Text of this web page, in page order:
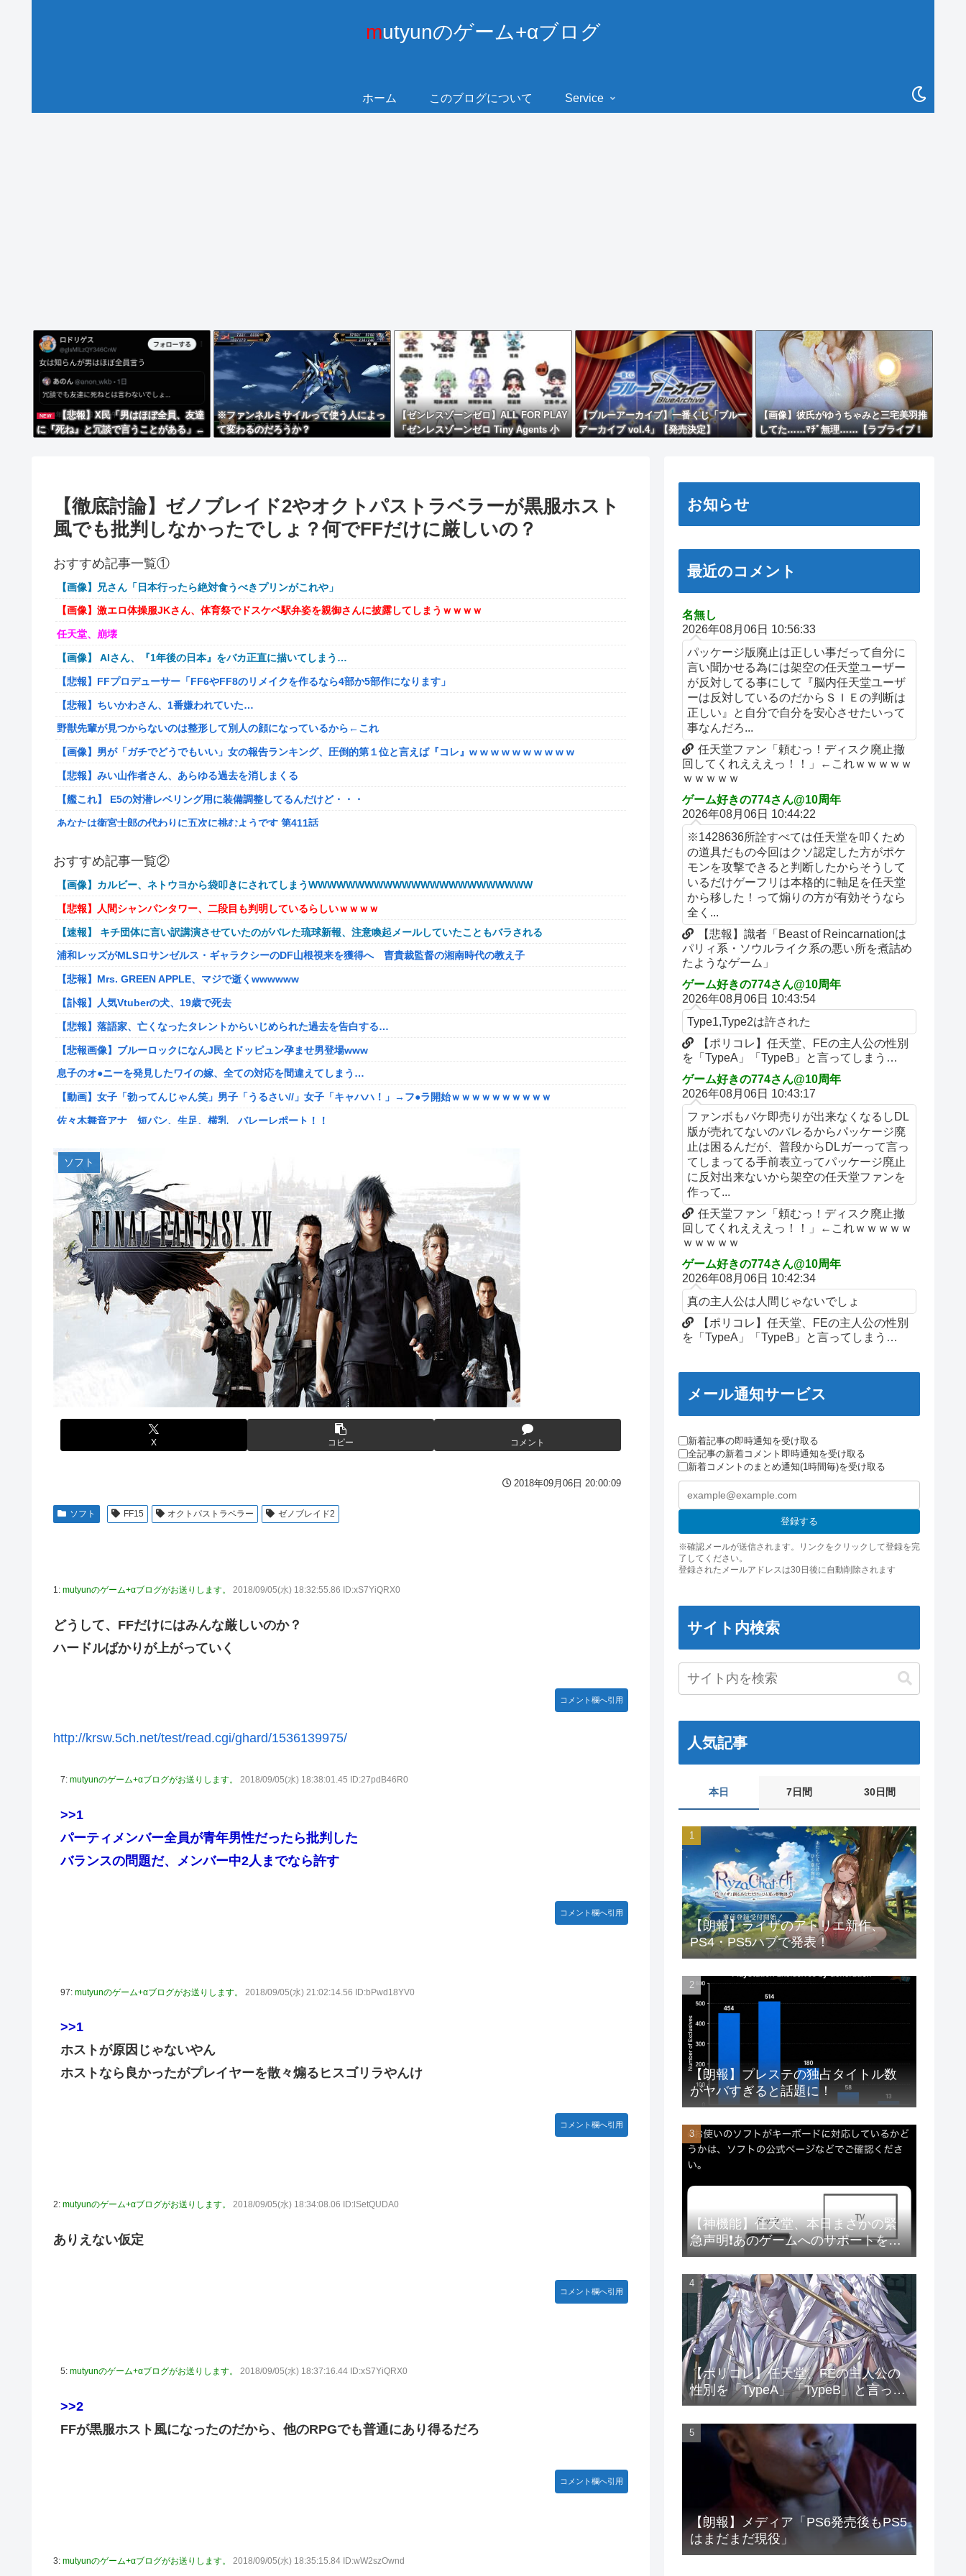
mutyunのゲーム+αブログ
ホーム このブログについて Service
NEW
【悲報】X民「男はほぼ全員、友達
に『死ね』と冗談で言うことがある」←
※ファンネルミサイルって使う人によっ
て変わるのだろうか？
【ゼンレスゾーンゼロ】ALL FOR PLAY
「ゼンレスゾーンゼロ Tiny Agents 小
【ブルーアーカイブ】一番くじ「ブルー
アーカイブ vol.4」【発売決定】
【画像】彼氏がゆうちゃみと三宅美羽推
してた……ﾏﾁﾞ無理……【ラブライブ！
【徹底討論】ゼノブレイド2やオクトパストラベラーが黒服ホスト
風でも批判しなかったでしょ？何でFFだけに厳しいの？
おすすめ記事一覧①
【画像】兄さん「日本行ったら絶対食うべきプリンがこれや」
【画像】激エロ体操服JKさん、体育祭でドスケベ駅弁姿を親御さんに披露してしまうｗｗｗｗ
任天堂、崩壊
【画像】 AIさん、『1年後の日本』をバカ正直に描いてしまう…
【悲報】FFプロデューサー「FF6やFF8のリメイクを作るなら4部か5部作になります」
【悲報】ちいかわさん、1番嫌われていた…
野獣先輩が見つからないのは整形して別人の顔になっているから←これ
【画像】男が「ガチでどうでもいい」女の報告ランキング、圧倒的第１位と言えば『コレ』w w w w w w w w w w
【悲報】みい山作者さん、あらゆる過去を消しまくる
【艦これ】 E5の対潜レベリング用に装備調整してるんだけど・・・
あなたは衛宮士郎の代わりに五次に挑むようです 第411話
海外「世界で日本を死守するぞ！」 日本の消防署を訪れたちびっ子集団が世界をメロメロに
【悲報】若者「転勤とか無理」→企業、ついに制度を変え始める
病気でウィッグと知った途端、女性社員を無視＆最低の性的暴言を吐く会社男たち！裏で告発した結果、部署解体＆異動で減
給の地獄を見ることにｗｗ←人として最低限の倫理観すら欠如してる
通学電車でイキリオタク3人組にイヤホン抜かれて「違法サイトで見るな！」と絡まれた→「Netflixですが…？」と返したら
キョドって別車両へ逃走…20代にもなって群れてイキってくんな
専業主婦の私に毎日暴言電話をかけてくるトメ！声優学校で培った声色チェンジで間違い電話ループ⇒極道になりすましてド
ス声で脅した結果←声優スキルの無駄遣いが最高すぎるｗｗｗ
【悲報】落語家、亡くなったタレントからいじめられた過去を告白する…
【悲報画像】ブルーロックになんJ民とドッピュン孕ませ男登場www
【画像】人気漫画「サンキューピッチ」6巻の表紙、えちえちすぎて限界突破ｗｗｗｗ
【世も末】セクシー女優「熊本に300万円寄付」→ (ヽ´ん`)「汚い金でもありがとう」
海外「世界で日本を死守するぞ！」 日本の消防署を訪れたちびっ子集団が世界をメロメロに
海外「全部日本の真似だったのか…」 日本の普通のテレビ番組が最新SNSの数十年先を行っていたと話題に
米国「日本よ、そろそろ利上げしろ」高市政権の経済政策に圧力ｗ
「いきなりステーキ」の反対ｗｗｗｗｗｗｗｗｗ
【NGS】ルーサー緊急、新武器、東方コラボ、EXレベル40… 8/5はアップデート盛り沢山！？貴様ら何から始める？( •᷄ὤ•᷅ )
【生後1日めから】赤ちゃんと大きな犬の成長記録、愛らしい動画が話題に
【ウマ娘】セイちゃんの攻撃力を見よ！！！
【悲報】サイゼ絵師、アカウント停止に追い込まれるwwwwwww
刈川くるみアナ ノースリーブの巨乳！！
【艦これ】ジャージ鹿島 他
堀江由衣(49)がまだ誰のものでもないという現実ｗｗｗｗ
【画像】みい山作者、結構ヤバい事態になる。とんでもない人物との打ち合わせを自白していた
【ウマ娘】なんだかんだ人はダイワスカーレットに帰ってくる
「X-Men ’97」シーズン２ ８話 感想まとめ
【ガンプラ再販】 HG「ジェスタ (シェザール隊仕様 A班装備)」「ジェスタ (シェザール隊仕様 B&C班装備)」【11時予約開
始】
【艦これ】みんなもう終わってそうだから聞くんだけど E3-2ってサブの穴が空いてないダイハツ駆逐並べて 高速＋とかして
【艦これ】酔って妹に絡むアブルッツィ 他
【艦これ】今回のかわいい大賞は決まった
PS4「アイマススターリットシーズン」最新PV「新曲:夏のBang!!MV」公開！さらに「体験版」の配信が決定！
【HUNTER×HUNTER】センリツが本気を出せば、BW号を全滅出来るという事実・・・
ヴィクターはエインフェリアを集めるようです 第75話
お前らが思うバカゲーて何？
『ゼルダの伝説BotW』が出て10年になろうとしてるけどまだ越えたゲーム出てない
韓国人「本日チームをサヨナラ負けさせたイ・ジョンフの守備、ガチでヤバ過ぎる…」→「のび太レベルの守備ｗｗ」＝韓国
【ハロプロ】事務所「新曲は年1リリース、これで1年頑張って」 ← これ
【櫻坂46】失踪... 藤吉夏鈴、紹介映像解禁【踊る大捜査線 N.E.W】
おすすめ記事一覧②
【画像】カルビー、ネトウヨから袋叩きにされてしまうWWWWWWWWWWWWWWWWWWWWWWWW
【悲報】人間シャンパンタワー、二段目も判明しているらしいｗｗｗｗ
【速報】 キチ団体に言い訳講演させていたのがバレた琉球新報、注意喚起メールしていたこともバラされる
浦和レッズがMLSロサンゼルス・ギャラクシーのDF山根視来を獲得へ 曺貴裁監督の湘南時代の教え子
【悲報】Mrs. GREEN APPLE、マジで逝くwwwwww
【訃報】人気Vtuberの犬、19歳で死去
【悲報】落語家、亡くなったタレントからいじめられた過去を告白する…
【悲報画像】ブルーロックになんJ民とドッピュン孕ませ男登場www
息子のオ●ニーを発見したワイの嫁、全ての対応を間違えてしまう…
【動画】女子「勃ってんじゃん笑」男子「うるさい//」女子「キャハハ！」→フ●ラ開始ｗｗｗｗｗｗｗｗｗｗ
佐々木舞音アナ 短パン、生足、横乳 バレーレポート！！
韓国型イージス搭載の次世代駆逐艦「KDDX」1番艦…2032年竣工と公示！
【画像】フジの新人アナさん、二人とも腋を見せてくれない
某野党議員が「自分を批判する垢は工作垢だ」と示唆、複数の一般人アカウントを晒し上げにしてしまい……
【画像】宇垣美里さん(35)、バカデカ乳を強調させた最新の姿wwww
【衝撃】30代婚活女さん、年収1000万円の人と結婚したい！！→勿論お前ら結婚してあげるよな？？？？？？？
【艦これ】みんなもう終わってそうだから聞くんだけど E3-2ってサブの穴が空いてないダイハツ駆逐並べて 高速＋とかして
るとアホほど時間かかる？
【艦これ】酔って妹に絡むアブルッツィ 他
【艦これ】今回のかわいい大賞は決まった
パチンコ代を稼ぐ為に白タクやってた82歳のおじいちゃんが逮捕される 逮捕の数日前に釈放されたばかりなのに即再犯
実際のところ中国って日本をどうしたいんやろな？
体調不良で休んでパチンコ通ってたら、数十日単位の証拠写真撮られて会社クビになった
内閣広報官「高市総理が避難所を３分しか視察しなかったなんてデマ！50分いたぞ😡」 →しかし事実上の視察は数分で正解
ソフト
X コピー コメント
2018年09月06日 20:00:09
ソフト FF15 オクトパストラベラー ゼノブレイド2
1: mutyunのゲーム+αブログがお送りします。 2018/09/05(水) 18:32:55.86 ID:xS7YiQRX0
どうして、FFだけにはみんな厳しいのか？
ハードルばかりが上がっていく
コメント欄へ引用
http://krsw.5ch.net/test/read.cgi/ghard/1536139975/
7: mutyunのゲーム+αブログがお送りします。 2018/09/05(水) 18:38:01.45 ID:27pdB46R0
>>1
パーティメンバー全員が青年男性だったら批判した
バランスの問題だ、メンバー中2人までなら許す
コメント欄へ引用
97: mutyunのゲーム+αブログがお送りします。 2018/09/05(水) 21:02:14.56 ID:bPwd18YV0
>>1
ホストが原因じゃないやん
ホストなら良かったがプレイヤーを散々煽るヒスゴリラやんけ
コメント欄へ引用
2: mutyunのゲーム+αブログがお送りします。 2018/09/05(水) 18:34:08.06 ID:lSetQUDA0
ありえない仮定
コメント欄へ引用
5: mutyunのゲーム+αブログがお送りします。 2018/09/05(水) 18:37:16.44 ID:xS7YiQRX0
>>2
FFが黒服ホスト風になったのだから、他のRPGでも普通にあり得るだろ
コメント欄へ引用
3: mutyunのゲーム+αブログがお送りします。 2018/09/05(水) 18:35:15.84 ID:wW2szOwnd
お知らせ
最近のコメント
名無し
2026年08月06日 10:56:33
パッケージ版廃止は正しい事だって自分に
言い聞かせる為には架空の任天堂ユーザー
が反対してる事にして『脳内任天堂ユーザ
ーは反対しているのだからＳＩＥの判断は
正しい』と自分で自分を安心させたいって
事なんだろ...
任天堂ファン「頼むっ！ディスク廃止撤
回してくれえええっ！！」←これｗｗｗｗｗ
ｗｗｗｗｗ
ゲーム好きの774さん@10周年
2026年08月06日 10:44:22
※1428636所詮すべては任天堂を叩くため
の道具だもの今回はクソ認定した方がポケ
モンを攻撃できると判断したからそうして
いるだけゲーフリは本格的に軸足を任天堂
から移した！って煽りの方が有効そうなら
全く...
【悲報】識者「Beast of Reincarnationは
パリィ系・ソウルライク系の悪い所を煮詰め
たようなゲーム」
ゲーム好きの774さん@10周年
2026年08月06日 10:43:54
Type1,Type2は許された
【ポリコレ】任天堂、FEの主人公の性別
を「TypeA」「TypeB」と言ってしまう…
ゲーム好きの774さん@10周年
2026年08月06日 10:43:17
ファンボもパケ即売りが出来なくなるしDL
版が売れてないのバレるからパッケージ廃
止は困るんだが、普段からDLガーって言っ
てしまってる手前表立ってパッケージ廃止
に反対出来ないから架空の任天堂ファンを
作って...
任天堂ファン「頼むっ！ディスク廃止撤
回してくれえええっ！！」←これｗｗｗｗｗ
ｗｗｗｗｗ
ゲーム好きの774さん@10周年
2026年08月06日 10:42:34
真の主人公は人間じゃないでしょ
【ポリコレ】任天堂、FEの主人公の性別
を「TypeA」「TypeB」と言ってしまう…
メール通知サービス
新着記事の即時通知を受け取る
全記事の新着コメント即時通知を受け取る
新着コメントのまとめ通知(1時間毎)を受け取る
登録する
※確認メールが送信されます。リンクをクリックして登録を完
了してください。
登録されたメールアドレスは30日後に自動削除されます
サイト内検索
人気記事
本日 7日間 30日間
【朗報】ライザのアトリエ新作、
PS4・PS5ハブで発表！
【朗報】プレステの独占タイトル数
がヤバすぎると話題に！
【神機能】任天堂、本日まさかの緊
急声明❗あのゲームへのサポートを徹
底
【ポリコレ】任天堂、FEの主人公の
性別を「TypeA」「TypeB」と言って
しまう…
【朗報】メディア「PS6発売後もPS5
はまだまだ現役」